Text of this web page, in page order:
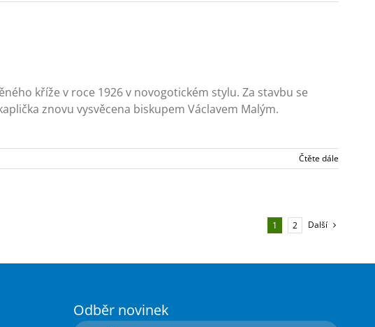
kříže v roce 1926 v novogotickém stylu. Za stavbu se
znovu vysvěcena biskupem Václavem Malým.
Čtěte dále
1 2 Další
Odběr novinek